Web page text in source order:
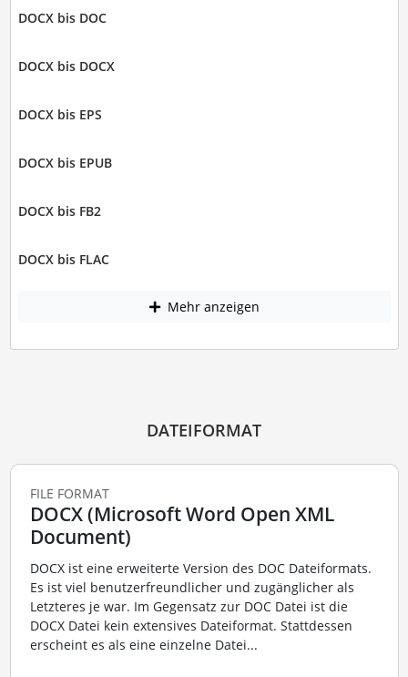
DOCX bis DOC
DOCX bis DOCX
DOCX bis EPS
DOCX bis EPUB
DOCX bis FB2
DOCX bis FLAC
Mehr anzeigen
DATEIFORMAT
FILE FORMAT
DOCX (Microsoft Word Open XML
Document)
DOCX ist eine erweiterte Version des DOC Dateiformats.
Es ist viel benutzerfreundlicher und zugänglicher als
Letzteres je war. Im Gegensatz zur DOC Datei ist die
DOCX Datei kein extensives Dateiformat. Stattdessen
erscheint es als eine einzelne Datei...